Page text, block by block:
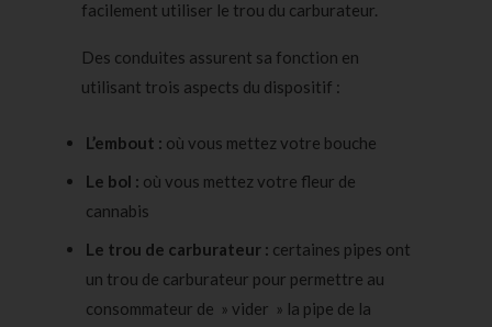
facilement utiliser le trou du carburateur.
Des conduites assurent sa fonction en
utilisant trois aspects du dispositif :
L’embout : où vous mettez votre bouche
Le bol : où vous mettez votre fleur de
cannabis
Le trou de carburateur : certaines pipes ont
un trou de carburateur pour permettre au
consommateur de » vider » la pipe de la